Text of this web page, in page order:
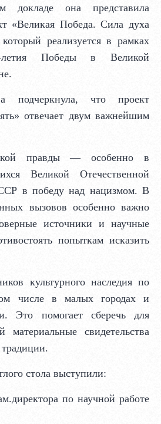
докладе она представила
«Великая Победа. Сила духа
реализуется в рамках
Победы в Великой
подчеркнула, что проект
отвечает двум важнейшим
правды — особенно в
Великой Отечественной
в победу над нацизмом. В
вызовов особенно важно
источники и научные
попыткам исказить
культурного наследия по
числе в малых городах и
Это помогает сберечь для
материальные свидетельства
стола выступили:
по научной работе